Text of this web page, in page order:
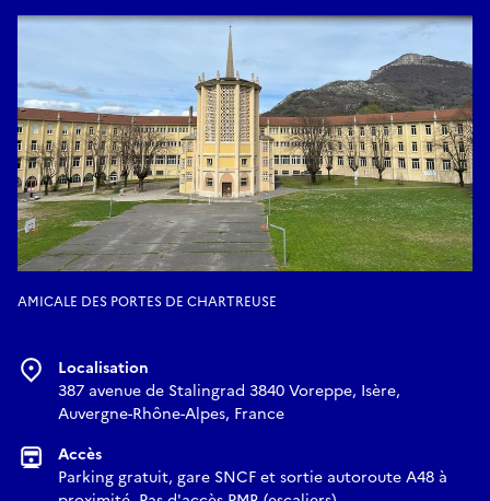
AMICALE DES PORTES DE CHARTREUSE
Localisation
387 avenue de Stalingrad 3840 Voreppe, Isère,
Auvergne-Rhône-Alpes, France
Accès
Parking gratuit, gare SNCF et sortie autoroute A48 à